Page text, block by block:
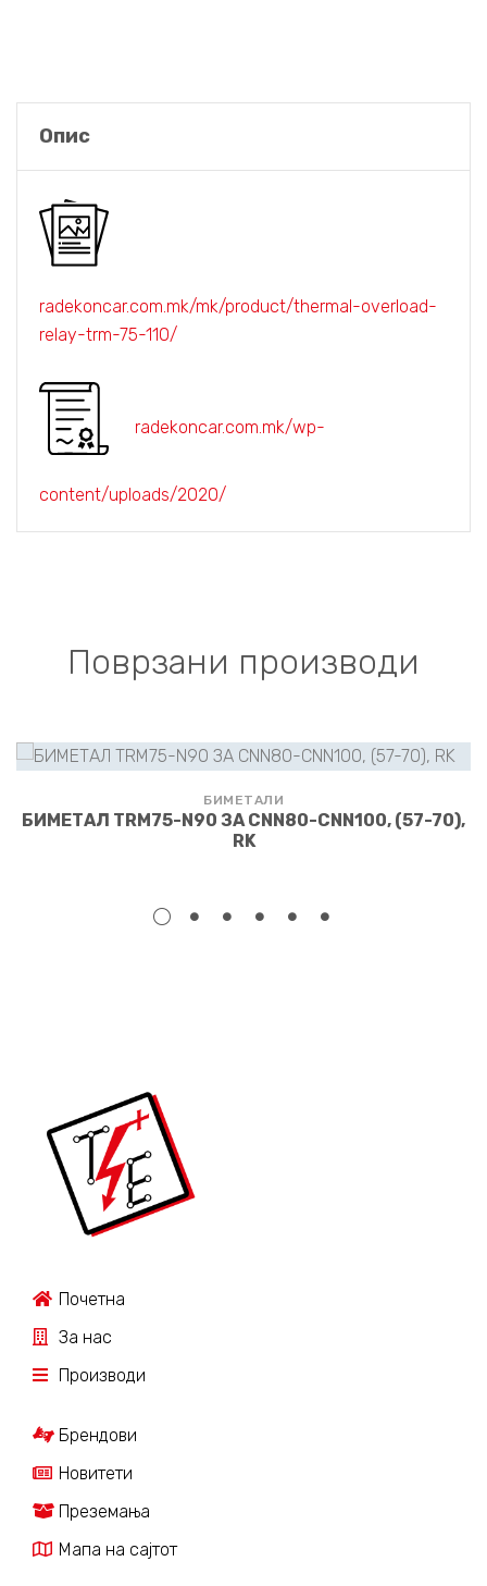
Опис
radekoncar.com.mk/mk/product/thermal-overload-
relay-trm-75-110/
radekoncar.com.mk/wp-
content/uploads/2020/
Поврзани производи
БИМЕТАЛИ
БИМЕТАЛ TRM75-N90 ЗА CNN80-CNN100, (57-70),
RK
Почетна
За нас
Производи
Брендови
Новитети
Преземања
Мапа на сајтот